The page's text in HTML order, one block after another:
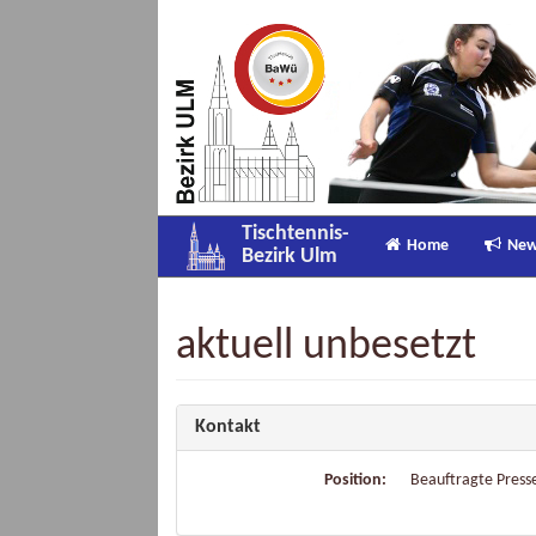
Tischtennis-
Bezirk Ulm
Home
aktuell unbesetzt
Kontakt
Position: Beauftragte